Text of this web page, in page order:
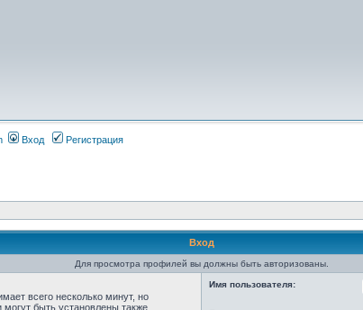
Вход Регистрация
Вход
Для просмотра профилей вы должны быть авторизованы.
всего несколько минут, но
быть установлены также
Имя пользователя: